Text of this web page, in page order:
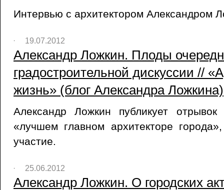
Интервью с архитектором Александром
19.07.2012
Александр Ложкин. Плоды
градостроительной дискуссии //
жизнь» (блог Александра
Александр Ложкин публикует отрывок
«лучшем главном архитекторе
участие.
25.06.2012
Александр Ложкин. О городских